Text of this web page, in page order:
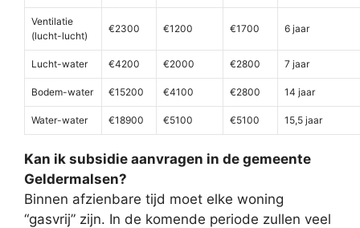
Ventilatie
(lucht-lucht)
€2300 €1200 €1700 6 jaar
Lucht-water €4200 €2000 €2800 7 jaar
Bodem-water €15200 €4100 €2800 14 jaar
Water-water €18900 €5100 €5100 15,5 jaar
Kan ik subsidie aanvragen in de gemeente
Geldermalsen?
Binnen afzienbare tijd moet elke woning
“gasvrij” zijn. In de komende periode zullen veel